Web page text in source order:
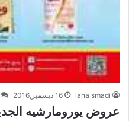
lana smadi 16 ديسمبر,2016
عروض يورومارشيه